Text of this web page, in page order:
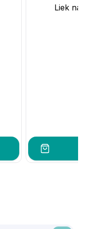
Liek na